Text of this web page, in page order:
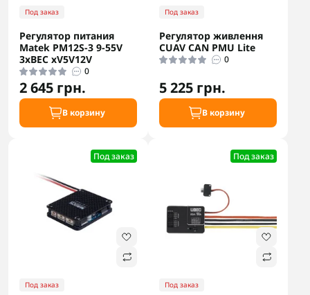
Под заказ
Регулятор питания
Matek PM12S-3 9-55V
3xBEC xV5V12V
0
2 645 грн.
В корзину
Под заказ
Регулятор живлення
CUAV CAN PMU Lite
0
5 225 грн.
В корзину
Под заказ
Под заказ
Под заказ
Под заказ